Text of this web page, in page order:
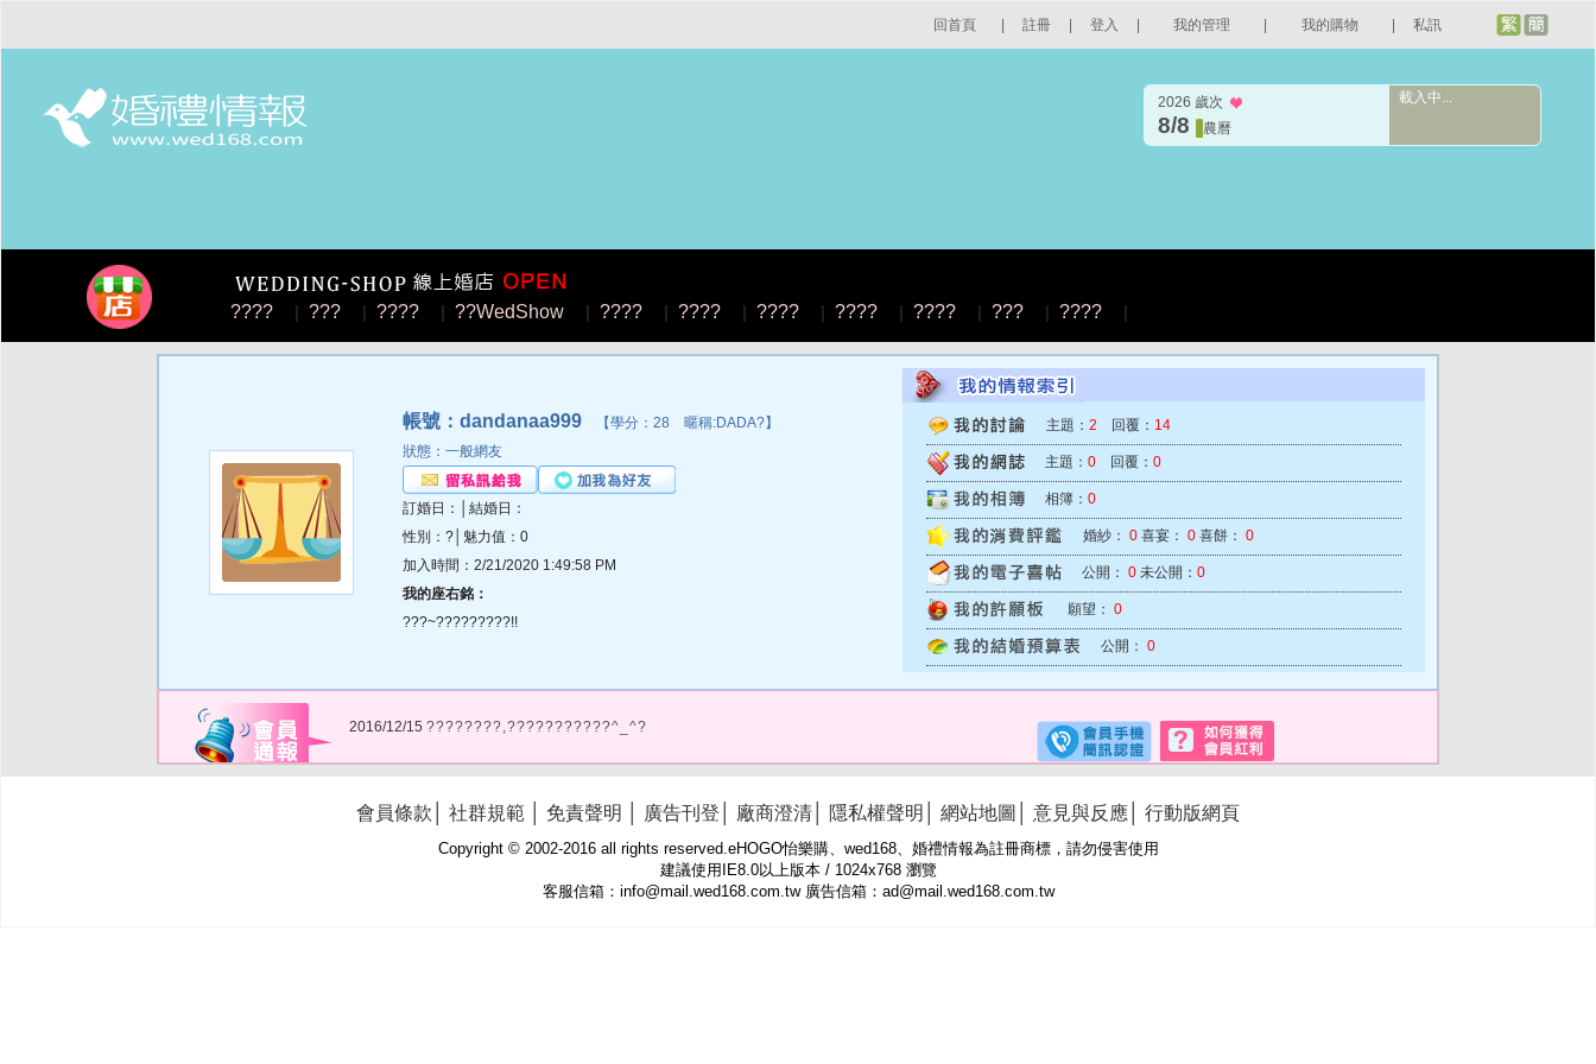
回首頁 註冊 登入 我的管理 我的購物 私訊
2026 歲次
8/8 農曆
載入中...
???? | ??? | ???? | ??WedShow | ???? | ???? | ???? | ???? | ???? | ??? | ???? |
帳號：dandanaa999 【學分：28 暱稱:DADA?】
狀態：一般網友
訂婚日：│結婚日：
性別：?│魅力值：0
加入時間：2/21/2020 1:49:58 PM
我的座右銘：
???~?????????!!
主題： 2 回覆： 14
主題： 0 回覆： 0
相簿： 0
婚紗： 0 喜宴： 0 喜餅： 0
公開： 0 未公開： 0
願望： 0
公開： 0
2016/12/15 ????????,???????????^_^?
會員條款 社群規範 免責聲明 廣告刊登 廠商澄清 隱私權聲明 網站地圖 意見與反應 行動版網頁
Copyright © 2002-2016 all rights reserved.eHOGO怡樂購、wed168、婚禮情報為註冊商標，請勿侵害使用
建議使用IE8.0以上版本 / 1024x768 瀏覽
客服信箱：info@mail.wed168.com.tw 廣告信箱：ad@mail.wed168.com.tw